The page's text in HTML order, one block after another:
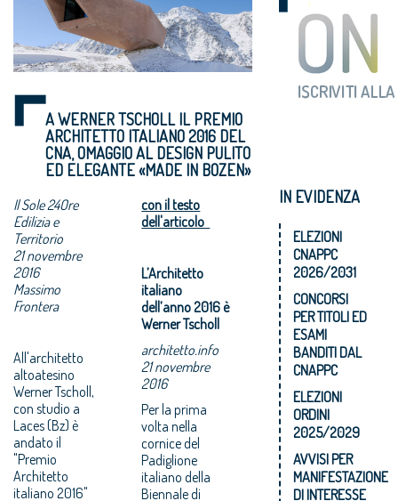
A WERNER TSCHOLL IL PREMIO
ARCHITETTO ITALIANO 2016 DEL
CNA, OMAGGIO AL DESIGN PULITO
ED ELEGANTE «MADE IN BOZEN»
Il Sole 24Ore
Edilizia e
Territorio
21 novembre
2016
Massimo
Frontera
All'architetto
altoatesino
Werner Tscholl,
con studio a
Laces (Bz) è
andato il
"Premio
Architetto
italiano 2016"
con il testo
dell'articolo
L’Architetto
italiano
dell’anno 2016 è
Werner Tscholl
architetto.info
21 novembre
2016
Per la prima
volta nella
cornice del
Padiglione
italiano della
Biennale di
IN EVIDENZA
ELEZIONI
CNAPPC
2026/2031
CONCORSI
PER TITOLI ED
ESAMI
BANDITI DAL
CNAPPC
ELEZIONI
ORDINI
2025/2029
AVVISI PER
MANIFESTAZIONE
DI INTERESSE